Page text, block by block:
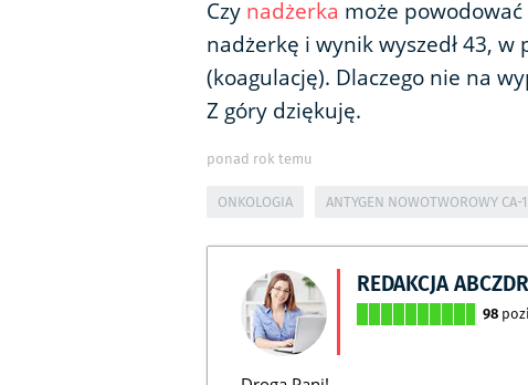
Czy nadżerka może
nadżerkę i wynik wyszedł 43, w
(koagulację). Dlaczego nie na
Z góry dziękuję.
ponad rok temu
ONKOLOGIA ANTYGEN NOWOTWOROWY CA-
REDAKCJA
98